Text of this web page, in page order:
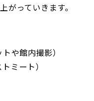
がっていきます。
や館内撮影）
ミート）